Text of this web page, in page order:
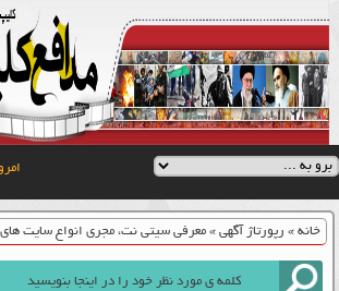
امروز :
خانه» رپورتاژ آگهی» معرفی سیتی نت، مجری انواع سایت